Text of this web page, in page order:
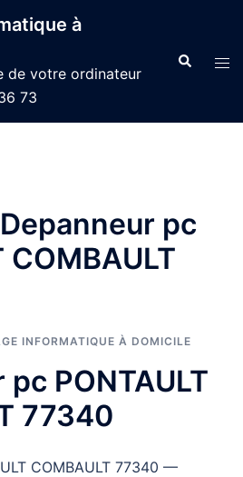
à
de votre ordinateur
73
Depanneur pc
COMBAULT
INFORMATIQUE À DOMICILE
PONTAULT
77340
COMBAULT 77340 —